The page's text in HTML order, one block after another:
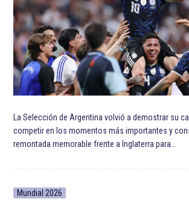
La Selección de Argentina volvió a demostrar su
competir en los momentos más importantes y
remontada memorable frente a Inglaterra para…
Mundial 2026